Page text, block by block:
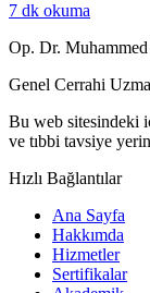
7 dk okuma
Op. Dr. Muhammed
Genel Cerrahi
Bu web sitesindeki
ve tıbbi tavsiye
Hızlı Bağlantılar
Ana Sayfa
Hakkımda
Hizmetler
Sertifikalar